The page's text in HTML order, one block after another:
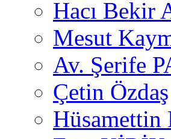
Hacı Bekir
Mesut
Av. Şerife
Çetin Özdaş
Hüsamettin